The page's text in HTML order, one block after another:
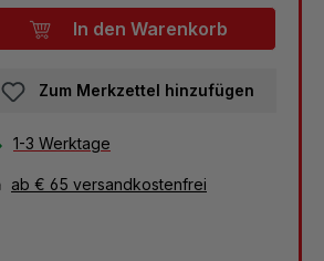
In den Warenkorb
Zum Merkzettel hinzufügen
1-3 Werktage
ab € 65 versandkostenfrei